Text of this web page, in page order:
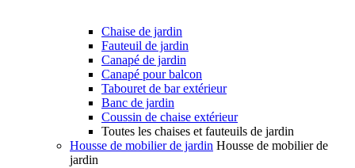
Chaise de jardin
Fauteuil de jardin
Canapé de jardin
Canapé pour balcon
Tabouret de bar extérieur
Banc de jardin
Coussin de chaise extérieur
Toutes les chaises et fauteuils de jardin
Housse de mobilier de jardin Housse de mobilier de
jardin